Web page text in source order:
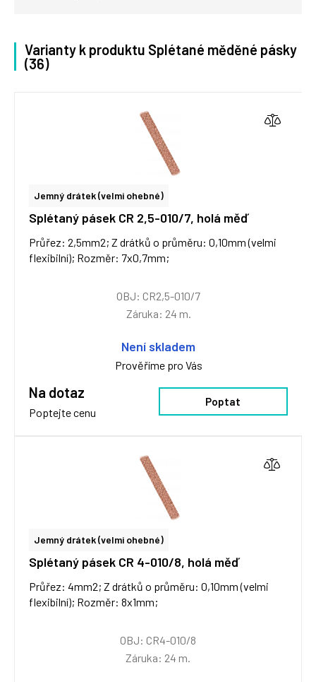
Varianty k produktu Splétané měděné pásky
(36)
Jemný drátek (velmi ohebné)
Splétaný pásek CR 2,5-010/7, holá měď
Průřez: 2,5mm2; Z drátků o průměru: 0,10mm (velmi
flexibilní); Rozměr: 7x0,7mm;
OBJ: CR2,5-010/7
Záruka: 24 m.
Není skladem
Prověříme pro Vás
Na dotaz
Poptejte cenu
Poptat
Jemný drátek (velmi ohebné)
Splétaný pásek CR 4-010/8, holá měď
Průřez: 4mm2; Z drátků o průměru: 0,10mm (velmi
flexibilní); Rozměr: 8x1mm;
OBJ: CR4-010/8
Záruka: 24 m.